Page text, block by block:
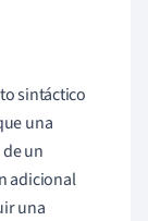
sintáctico
una
un
adicional
una